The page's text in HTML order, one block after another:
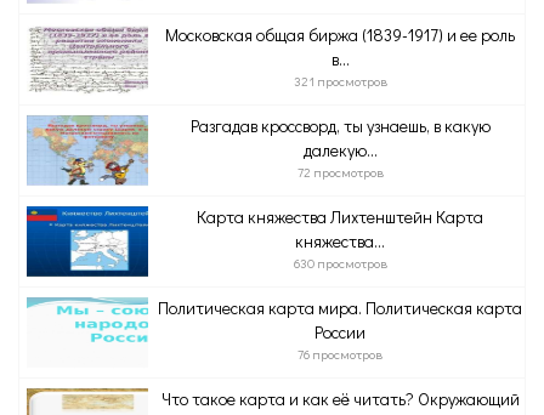
Московская общая биржа (1839-1917) и ее роль
в...
321 просмотров
Разгадав кроссворд, ты узнаешь, в какую
далекую...
72 просмотров
Карта княжества Лихтенштейн Карта
княжества...
630 просмотров
Политическая карта мира. Политическая карта
России
76 просмотров
Что такое карта и как её читать? Окружающий